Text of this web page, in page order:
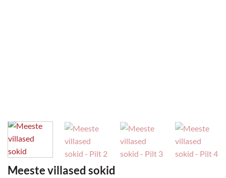
Meeste villased sokid